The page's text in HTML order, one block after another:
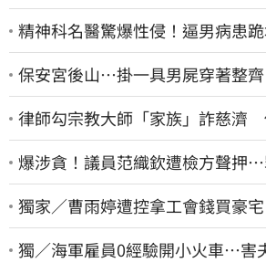
精神科名醫驚爆性侵！逼男病患
保安宮後山…掛一具男屍穿著整
律師勾宗教大師「家族」詐慈濟
爆涉貪！議員范織欽遭檢方聲押
獨家／曹雨婷遭控拿工會錢買豪
聲：余天管工會都貼錢
獨／海軍雇員0經驗開小火車…害